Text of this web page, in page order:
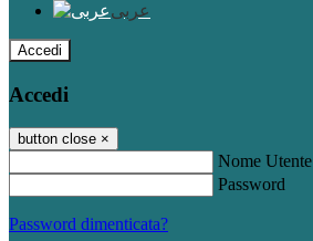
عربى
Accedi
Accedi
button close ×
Nome Utente
Password
Password dimenticata?